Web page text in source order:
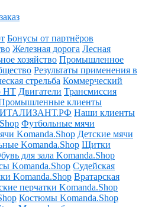
Бонусы от партнёров
Железная дорога Лесная
хозяйство Промышленное
Результаты применения в
стрельба Коммерческий
НТ Двигатели Трансмиссия
клиенты
Наши клиенты
Футбольные мячи
Komanda.Shop Детские мячи
Komanda.Shop Щитки
для зала Komanda.Shop
Komanda.Shop Судейская
Komanda.Shop Вратарская
перчатки Komanda.Shop
Костюмы Komanda.Shop